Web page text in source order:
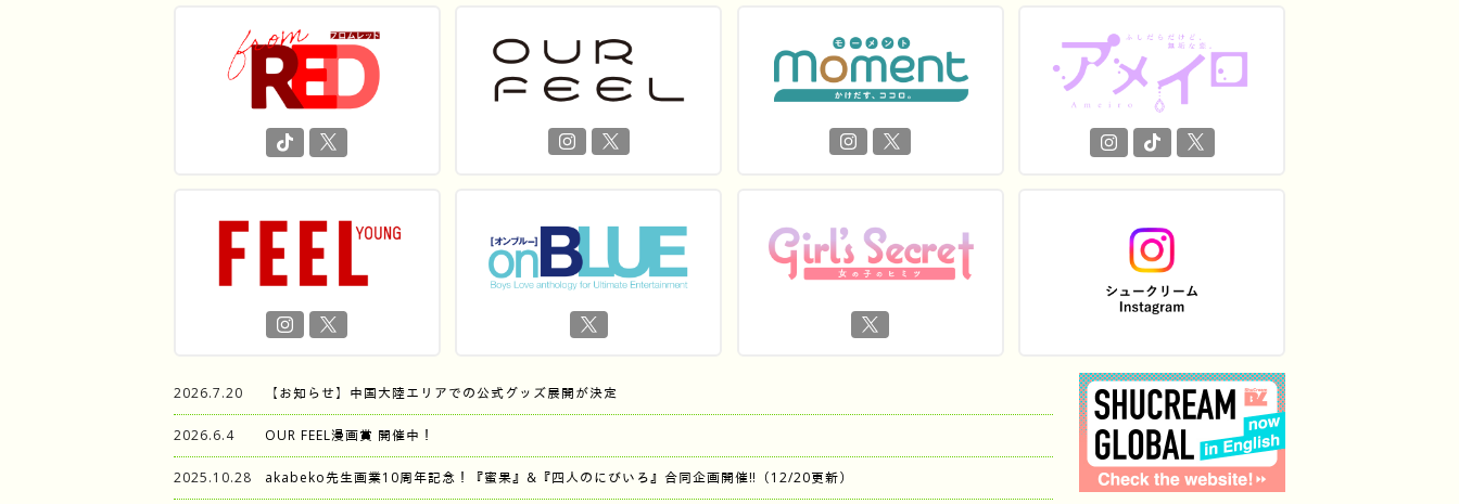
2026.7.20 【お知らせ】中国大陸エリアでの公式グッズ展開が決定
2026.6.4 OUR FEEL漫画賞 開催中！
2025.10.28 akabeko先生画業10周年記念！『蜜果』&『四人のにびいろ』合同企画開催‼︎（12/20更新）